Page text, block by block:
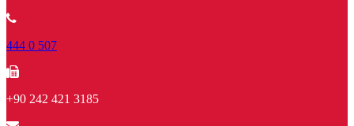
444 0 507
+90 242 421 3185